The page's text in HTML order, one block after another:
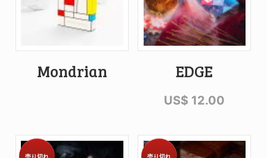
Mondrian EDGE
US$ 12.00
売り切れ 売り切れ